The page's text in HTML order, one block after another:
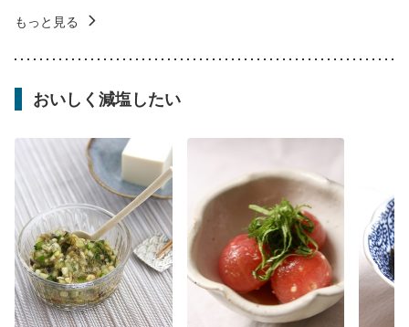
もっと見る
おいしく減塩したい